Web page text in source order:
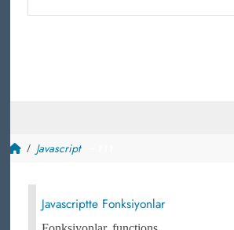
Javascript
Javascriptte Fonksiyonlar